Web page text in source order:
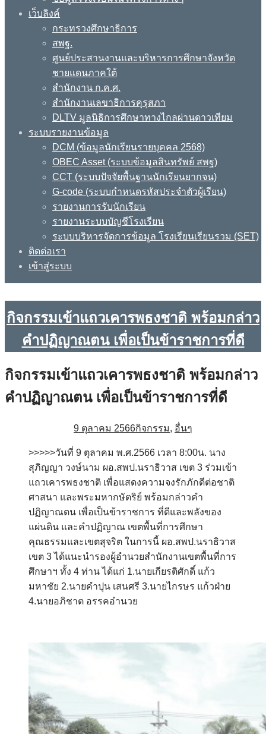
เว็บลิงค์
กระทรวงศึกษาธิการ
สพฐ.
ศูนย์ประสานงานและบริหารการศึกษาจังหวัด
ชายแดนภาคใต้
สำนักงาน ก.ค.ศ.
สำนักงานเลขาธิการคุรุสภา
DLTV มูลนิธิการศึกษาทางไกลผ่านดาวเทียม
ระบบรายงานข้อมูล
DCM (ข้อมูลนักเรียนรายบุคคล 2568)
OBEC Asset (ระบบข้อมูลสินทรัพย์ สพฐ)
CCT (ระบบปัจจัยพื้นฐานนักเรียนยากจน)
G-code (ระบบกำหนดรหัสประจำตัวผู้เรียน)
รายงานการรับนักเรียน
รายงานระบบบัญชีโรงเรียน
ระบบบริหารจัดการข้อมูล โรงเรียนเรียนรวม (SET)
ติดต่อเรา
เข้าสู่ระบบ
กิจกรรมเข้าแถวเคารพธงชาติ พร้อมกล่าว
คำปฏิญาณตน เพื่อเป็นข้าราชการที่ดี
กิจกรรมเข้าแถวเคารพธงชาติ พร้อมกล่าว
คำปฏิญาณตน เพื่อเป็นข้าราชการที่ดี
9 ตุลาคม 2566กิจกรรม, อื่นๆ
>>>>>วันที่ 9 ตุลาคม พ.ศ.2566 เวลา 8:00น. นาง
สุภิญญา วงษ์นาม ผอ.สพป.นราธิวาส เขต 3 ร่วมเข้า
แถวเคารพธงชาติ เพื่อแสดงความจงรักภักดีต่อชาติ
ศาสนา และพระมหากษัตริย์ พร้อมกล่าวคำ
ปฏิญาณตน เพื่อเป็นข้าราชการ ที่ดีและพลังของ
แผ่นดิน และคำปฏิญาณ เขตพื้นที่การศึกษา
คุณธรรมและเขตสุจริต ในการนี้ ผอ.สพป.นราธิวาส
เขต 3 ได้แนะนำรองผู้อำนวยสำนักงานเขตพื้นที่การ
ศึกษาฯ ทั้ง 4 ท่าน ได้แก่ 1.นายเกียรติศักดิ์ แก้ว
มหาชัย 2.นายคำปุน เสนศรี 3.นายไกรษร แก้วฝ่าย
4.นายอภิชาต อรรคอำนวย